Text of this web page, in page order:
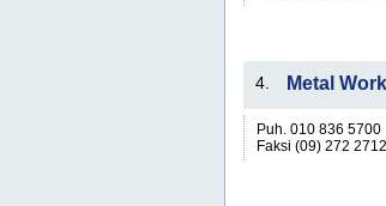
4. Metal
Puh. 010 836 5700
Faksi (09) 272 2712